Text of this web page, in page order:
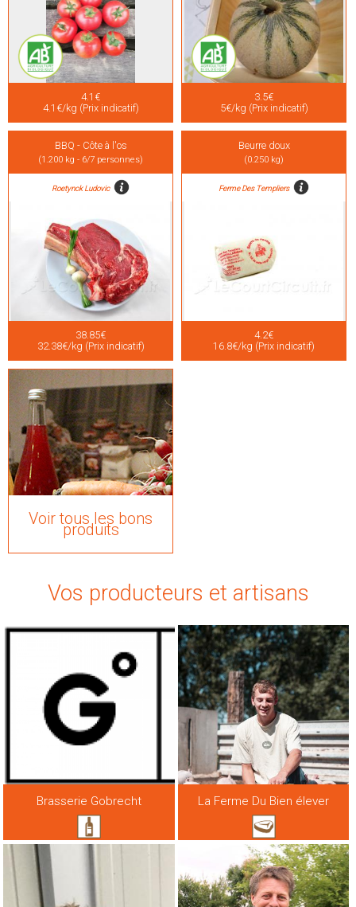
4.1€
4.1€/kg (Prix indicatif)
3.5€
5€/kg (Prix indicatif)
BBQ - Côte à l'os
(1.200 kg - 6/7 personnes)
Roetynck Ludovic
38.85€
32.38€/kg (Prix indicatif)
Beurre doux
(0.250 kg)
Ferme Des Templiers
4.2€
16.8€/kg (Prix indicatif)
Voir tous les bons
produits
Vos producteurs et artisans
Brasserie Gobrecht La Ferme Du Bien élever